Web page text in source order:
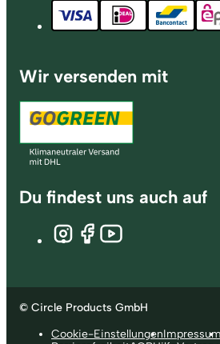
Wir versenden mit
Du findest uns auch auf
© Circle Products GmbH
Cookie-EinstellungenImpressum